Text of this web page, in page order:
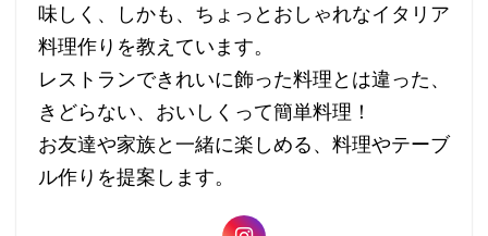
味しく、しかも、ちょっとおしゃれなイタリア
料理作りを教えています。
レストランできれいに飾った料理とは違った、
きどらない、おいしくって簡単料理！
お友達や家族と一緒に楽しめる、料理やテーブ
ル作りを提案します。